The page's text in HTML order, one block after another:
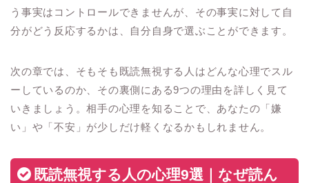
う事実はコントロールできませんが、その事実に対して自
分がどう反応するかは、自分自身で選ぶことができます。
次の章では、そもそも既読無視する人はどんな心理でスル
ーしているのか、その裏側にある9つの理由を詳しく見て
いきましょう。相手の心理を知ることで、あなたの「嫌
い」や「不安」が少しだけ軽くなるかもしれません。
既読無視する人の心理9選｜なぜ読ん